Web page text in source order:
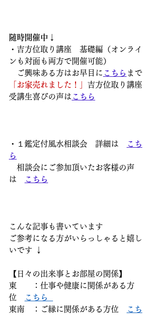
随時開催中↓
・吉方位取り講座　基礎編（オンライ
ンも対面も両方で開催可能）
ご興味ある方はお早目に こちら まで
「お家売れました！」 吉方位取り講座
受講生喜びの声は こちら
・１鑑定付風水相談会　詳細は
こち
ら
相談会にご参加頂いたお客様の声
は
こちら
こんな記事も書いています
ご参考になる方がいらっしゃると嬉し
いです ↓
【日々の出来事とお部屋の関係】
東　　：仕事や健康に関係がある方
位
こちら
東南　：ご縁に関係がある方位
こち